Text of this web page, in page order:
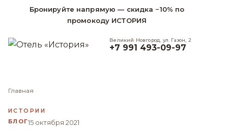
Бронируйте напрямую — скидка −10% по
промокоду ИСТОРИЯ
Великий Новгород, ул. Газон, 2
+7 991 493-09-97
Главная
ИСТОРИИ
БЛОГ15 октября 2021